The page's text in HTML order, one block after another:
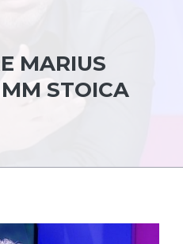
MARIUS
STOICA